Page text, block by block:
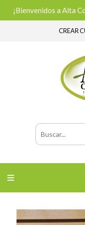
¡Bienvenidos a Alta
CREAR